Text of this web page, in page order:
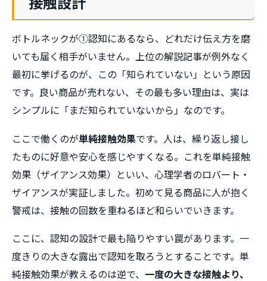
接触設計
ボトルネックが①認知にあるなら、どれだけ伝え方を磨
いても届く相手がいません。上位の解説記事が例外なく
最初に挙げるのが、この「知られていない」という原因
です。良い商品が売れない、その最も多い理由は、実は
シンプルに「まだ知られていないから」なのです。
ここで働くのが単純接触効果です。人は、繰り返し接し
たものに好意や安心を感じやすくなる。これを単純接触
効果（ザイアンス効果）といい、心理学者のロバート・
ザイアンスが実証しました。初めて見る商品に人が抱く
警戒は、接触の回数を重ねるほど和らいでいきます。
ここに、認知の設計で最も陥りやすい罠があります。一
度きりの大きな露出で認知を取ろうとすることです。単
純接触効果が教えるのは逆で、 一度の大きな接触より、